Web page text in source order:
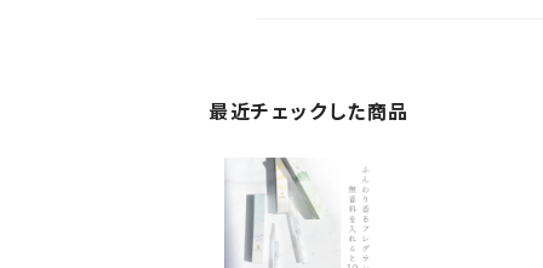
最近チェックした商品